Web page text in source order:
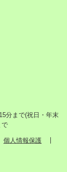
分まで(祝日・年末
で
個人情報保護